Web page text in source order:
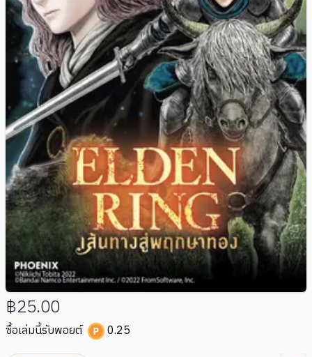
฿25.00
ซื้อเล่มนี้รับพอยต์ 0.25